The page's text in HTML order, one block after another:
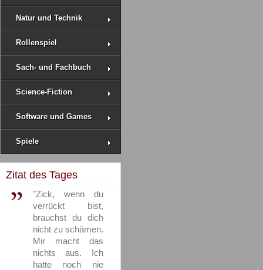
Natur und Technik
Rollenspiel
Sach- und Fachbuch
Science-Fiction
Software und Games
Spiele
Zitat des Tages
"Zick, wenn du
verrückt bist,
brauchst du dich
nicht zu schämen.
Mir macht das
nichts aus. Ich
hatte noch nie